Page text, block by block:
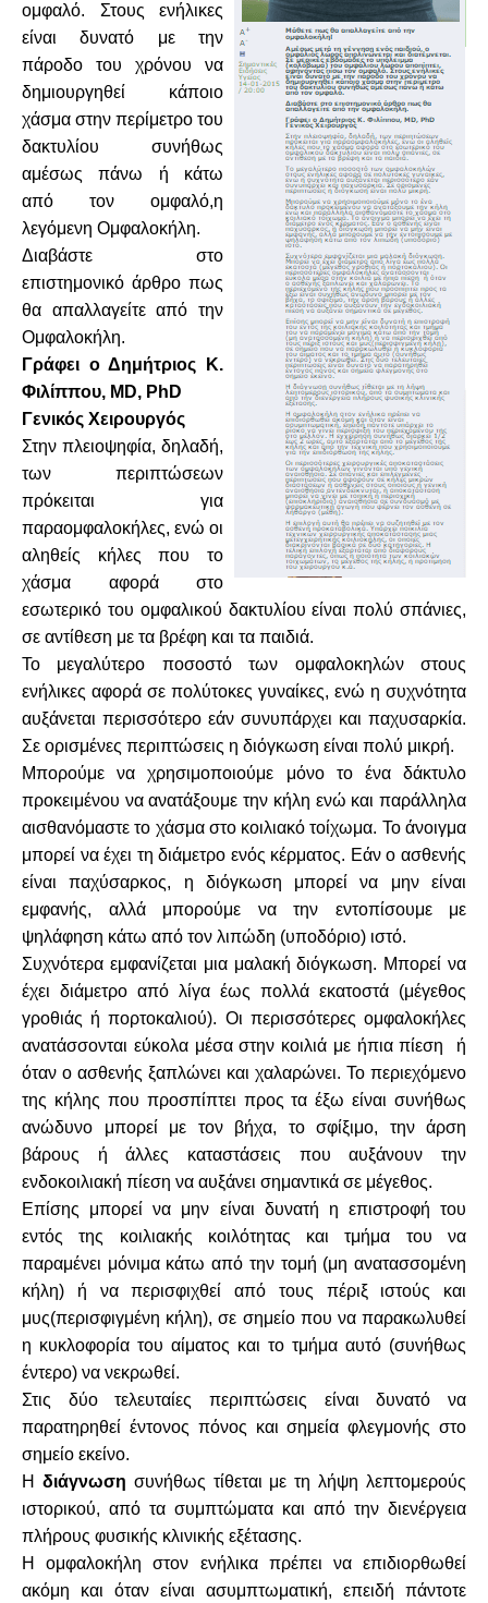
ομφαλό. Στους ενήλικες
είναι δυνατό με την
πάροδο του χρόνου να
δημιουργηθεί κάποιο
χάσμα στην περίμετρο του
δακτυλίου συνήθως
αμέσως πάνω ή κάτω
από τον ομφαλό,η
λεγόμενη Ομφαλοκήλη.
Διαβάστε στο
επιστημονικό άρθρο πως
θα απαλλαγείτε από την
Ομφαλοκήλη.
Γράφει ο Δημήτριος Κ.
Φιλίππου, MD, PhD
Γενικός Χειρουργός
Στην πλειοψηφία, δηλαδή,
των περιπτώσεων
πρόκειται για
παραομφαλοκήλες, ενώ οι
αληθείς κήλες που το
χάσμα αφορά στο
εσωτερικό του ομφαλικού δακτυλίου είναι πολύ σπάνιες,
σε αντίθεση με τα βρέφη και τα παιδιά.
Το μεγαλύτερο ποσοστό των ομφαλοκηλών στους
ενήλικες αφορά σε πολύτοκες γυναίκες, ενώ η συχνότητα
αυξάνεται περισσότερο εάν συνυπάρχει και παχυσαρκία.
Σε ορισμένες περιπτώσεις η διόγκωση είναι πολύ μικρή.
Μπορούμε να χρησιμοποιούμε μόνο το ένα δάκτυλο
προκειμένου να ανατάξουμε την κήλη ενώ και παράλληλα
αισθανόμαστε το χάσμα στο κοιλιακό τοίχωμα. Το άνοιγμα
μπορεί να έχει τη διάμετρο ενός κέρματος. Εάν ο ασθενής
είναι παχύσαρκος, η διόγκωση μπορεί να μην είναι
εμφανής, αλλά μπορούμε να την εντοπίσουμε με
ψηλάφηση κάτω από τον λιπώδη (υποδόριο) ιστό.
Συχνότερα εμφανίζεται μια μαλακή διόγκωση. Μπορεί να
έχει διάμετρο από λίγα έως πολλά εκατοστά (μέγεθος
γροθιάς ή πορτοκαλιού). Οι περισσότερες ομφαλοκήλες
ανατάσσονται εύκολα μέσα στην κοιλιά με ήπια πίεση ή
όταν ο ασθενής ξαπλώνει και χαλαρώνει. Το περιεχόμενο
της κήλης που προσπίπτει προς τα έξω είναι συνήθως
ανώδυνο μπορεί με τον βήχα, το σφίξιμο, την άρση
βάρους ή άλλες καταστάσεις που αυξάνουν την
ενδοκοιλιακή πίεση να αυξάνει σημαντικά σε μέγεθος.
Επίσης μπορεί να μην είναι δυνατή η επιστροφή του
εντός της κοιλιακής κοιλότητας και τμήμα του να
παραμένει μόνιμα κάτω από την τομή (μη ανατασσομένη
κήλη) ή να περισφιχθεί από τους πέριξ ιστούς και
μυς(περισφιγμένη κήλη), σε σημείο που να παρακωλυθεί
η κυκλοφορία του αίματος και το τμήμα αυτό (συνήθως
έντερο) να νεκρωθεί.
Στις δύο τελευταίες περιπτώσεις είναι δυνατό να
παρατηρηθεί έντονος πόνος και σημεία φλεγμονής στο
σημείο εκείνο.
Η διάγνωση συνήθως τίθεται με τη λήψη λεπτομερούς
ιστορικού, από τα συμπτώματα και από την διενέργεια
πλήρους φυσικής κλινικής εξέτασης.
Η ομφαλοκήλη στον ενήλικα πρέπει να επιδιορθωθεί
ακόμη και όταν είναι ασυμπτωματική, επειδή πάντοτε